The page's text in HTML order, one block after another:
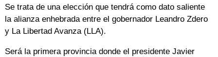
Se trata de una elección que tendrá como dato saliente
la alianza enhebrada entre el gobernador Leandro Zdero
y La Libertad Avanza (LLA).
Será la primera provincia donde el presidente Javier